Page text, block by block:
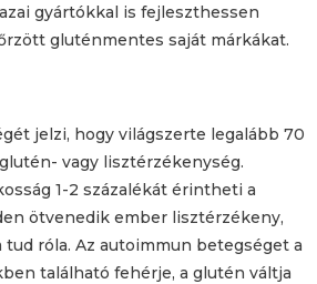
gyártókkal is fejleszthessen
gluténmentes saját márkákat.
jelzi, hogy világszerte legalább 70
vagy lisztérzékenység.
1-2 százalékát érintheti a
ötvenedik ember lisztérzékeny,
tud róla. Az autoimmun betegséget a
található fehérje, a glutén váltja